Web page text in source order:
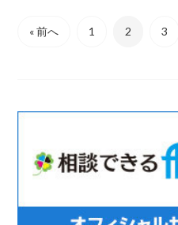
« 前へ 1 2 3